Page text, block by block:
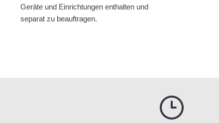
Geräte und Einrichtungen enthalten und
separat zu beauftragen.